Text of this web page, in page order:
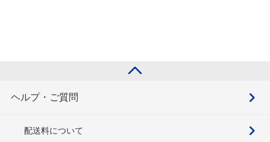
ヘルプ・ご質問
配送料について